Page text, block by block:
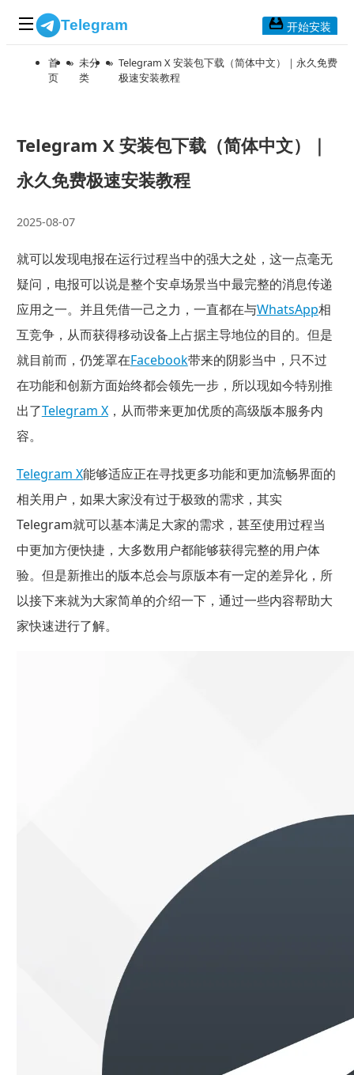
Telegram
首页
应用下载
Telegram 桌面版
Telegram安卓版
Telegram Web版
开始安装
首
页
» 未分
类
» Telegram X 安装包下载（简体中文）｜永久免费
极速安装教程
Telegram X 安装包下载（简体中文）｜
永久免费极速安装教程
2025-08-07
就可以发现电报在运行过程当中的强大之处，这一点毫无
疑问，电报可以说是整个安卓场景当中最完整的消息传递
应用之一。并且凭借一己之力，一直都在与WhatsApp相
互竞争，从而获得移动设备上占据主导地位的目的。但是
就目前而，仍笼罩在Facebook带来的阴影当中，只不过
在功能和创新方面始终都会领先一步，所以现如今特别推
出了Telegram X，从而带来更加优质的高级版本服务内
容。
Telegram X能够适应正在寻找更多功能和更加流畅界面的
相关用户，如果大家没有过于极致的需求，其实
Telegram就可以基本满足大家的需求，甚至使用过程当
中更加方便快捷，大多数用户都能够获得完整的用户体
验。但是新推出的版本总会与原版本有一定的差异化，所
以接下来就为大家简单的介绍一下，通过一些内容帮助大
家快速进行了解。